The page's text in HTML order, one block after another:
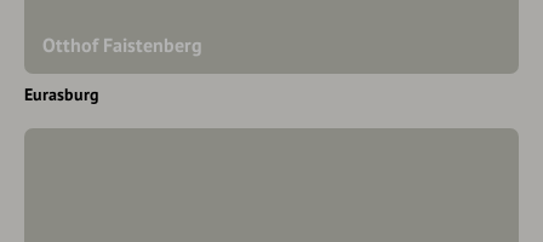
Otthof Faistenberg
Eurasburg